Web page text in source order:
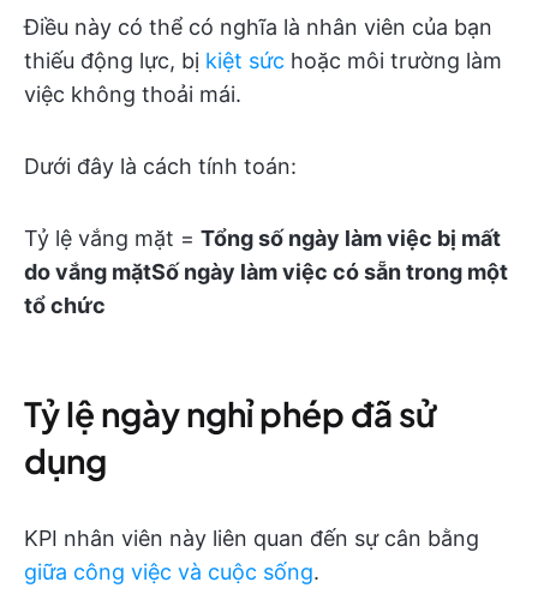
Điều này có thể có nghĩa là nhân viên của bạn
thiếu động lực, bị kiệt sức hoặc môi trường làm
việc không thoải mái.
Dưới đây là cách tính toán:
Tỷ lệ vắng mặt = Tổng số ngày làm việc bị mất
do vắng mặtSố ngày làm việc có sẵn trong một
tổ chức
Tỷ lệ ngày nghỉ phép đã sử
dụng
KPI nhân viên này liên quan đến sự cân bằng
giữa công việc và cuộc sống.